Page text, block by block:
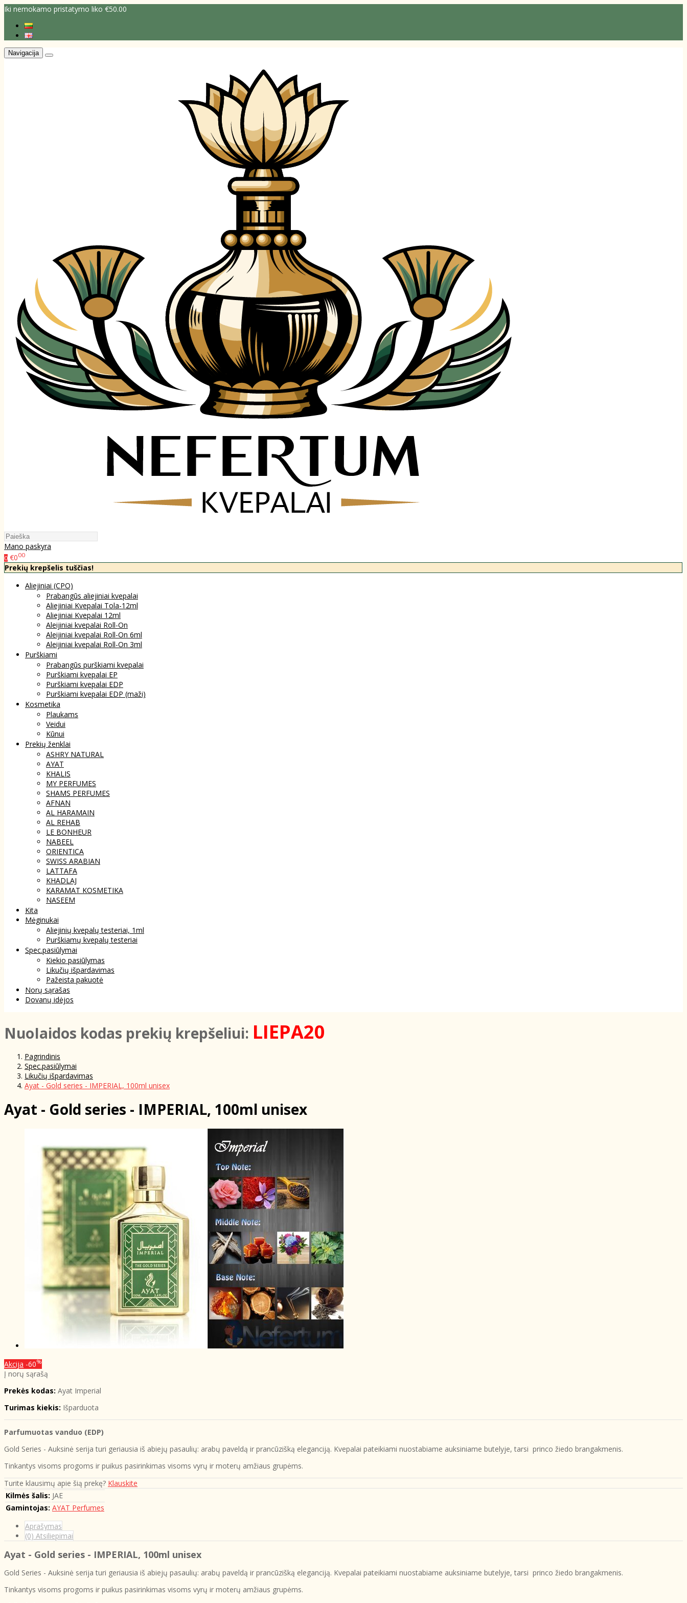
Iki nemokamo pristatymo liko €50.00
Navigacija
Mano paskyra
0 €000
Prekių krepšelis tuščias!
Aliejiniai (CPO)
Prabangūs aliejiniai kvepalai
Aliejiniai Kvepalai Tola-12ml
Aliejiniai Kvepalai 12ml
Aleijiniai kvepalai Roll-On
Aleijiniai kvepalai Roll-On 6ml
Aleijiniai kvepalai Roll-On 3ml
Purškiami
Prabangūs purškiami kvepalai
Purškiami kvepalai EP
Purškiami kvepalai EDP
Purškiami kvepalai EDP (maži)
Kosmetika
Plaukams
Veidui
Kūnui
Prekių ženklai
ASHRY NATURAL
AYAT
KHALIS
MY PERFUMES
SHAMS PERFUMES
AFNAN
AL HARAMAIN
AL REHAB
LE BONHEUR
NABEEL
ORIENTICA
SWISS ARABIAN
LATTAFA
KHADLAJ
KARAMAT KOSMETIKA
NASEEM
Kita
Mėginukai
Aliejinių kvepalų testeriai, 1ml
Purškiamų kvepalų testeriai
Spec.pasiūlymai
Kiekio pasiūlymas
Likučių išpardavimas
Pažeista pakuotė
Norų sąrašas
Dovanų idėjos
NuoIaidos kodas prekių krepšeliui: LIEPA20
Pagrindinis
Spec.pasiūlymai
Likučių išpardavimas
Ayat - Gold series - IMPERIAL, 100ml unisex
Ayat - Gold series - IMPERIAL, 100ml unisex
Akcija -60%
Į norų sąrašą
Prekės kodas: Ayat Imperial
Turimas kiekis: Išparduota
Parfumuotas vanduo (EDP)
Gold Series - Auksinė serija turi geriausia iš abiejų pasaulių: arabų paveldą ir prancūzišką eleganciją. Kvepalai pateikiami nuostabiame auksiniame butelyje, tarsi princo žiedo brangakmenis.
Tinkantys visoms progoms ir puikus pasirinkimas visoms vyrų ir moterų amžiaus grupėms.
Turite klausimų apie šią prekę? Klauskite
Kilmės šalis: JAE
Gamintojas: AYAT Perfumes
Aprašymas
(0) Atsiliepimai
Ayat - Gold series - IMPERIAL, 100ml unisex
Gold Series - Auksinė serija turi geriausia iš abiejų pasaulių: arabų paveldą ir prancūzišką eleganciją. Kvepalai pateikiami nuostabiame auksiniame butelyje, tarsi princo žiedo brangakmenis.
Tinkantys visoms progoms ir puikus pasirinkimas visoms vyrų ir moterų amžiaus grupėms.